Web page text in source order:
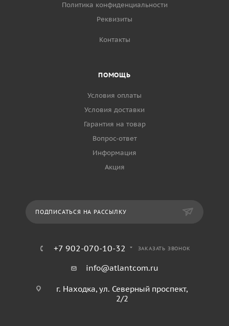
Политика конфиденциальности
Реквизиты
Контакты
ПОМОЩЬ
Условия оплаты
Условия доставки
Гарантия на товар
Вопрос-ответ
Информация
Акция
ПОДПИСАТЬСЯ НА РАССЫЛКУ
+7 902-070-10-32 ЗАКАЗАТЬ ЗВОНОК
info@atlantcom.ru
г. Находка, ул. Северный проспект,
2/2